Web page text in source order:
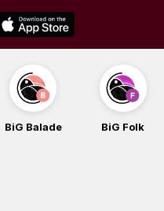
BiG Balade BiG Folk